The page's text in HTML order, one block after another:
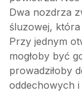
Dwa nozdrza
śluzowej,
Przy jednym
mogłoby być
prowadziłoby
oddechowych i